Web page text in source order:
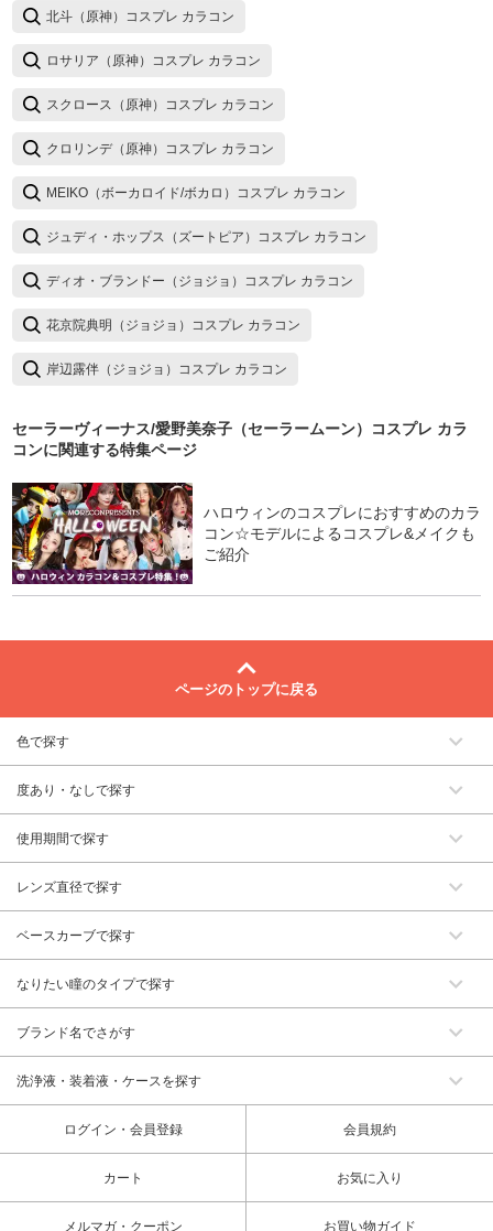
北斗（原神）コスプレ カラコン
ロサリア（原神）コスプレ カラコン
スクロース（原神）コスプレ カラコン
クロリンデ（原神）コスプレ カラコン
MEIKO（ボーカロイド/ボカロ）コスプレ カラコン
ジュディ・ホップス（ズートピア）コスプレ カラコン
ディオ・ブランドー（ジョジョ）コスプレ カラコン
花京院典明（ジョジョ）コスプレ カラコン
岸辺露伴（ジョジョ）コスプレ カラコン
セーラーヴィーナス/愛野美奈子（セーラームーン）コスプレ カラ
コンに関連する特集ページ
ハロウィンのコスプレにおすすめのカラ
コン☆モデルによるコスプレ&メイクも
ご紹介
ページのトップに戻る
色で探す
度あり・なしで探す
使用期間で探す
レンズ直径で探す
ベースカーブで探す
なりたい瞳のタイプで探す
ブランド名でさがす
洗浄液・装着液・ケースを探す
ログイン・会員登録 会員規約
カート お気に入り
メルマガ・クーポン お買い物ガイド